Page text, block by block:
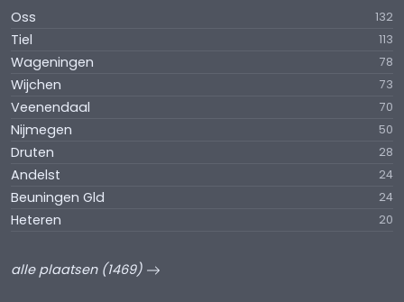
Oss 132
Tiel 113
Wageningen 78
Wijchen 73
Veenendaal 70
Nijmegen 50
Druten 28
Andelst 24
Beuningen Gld 24
Heteren 20
alle plaatsen (1469)